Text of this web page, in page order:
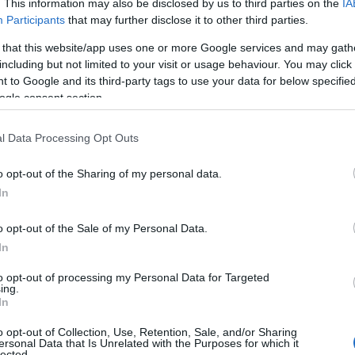
This information may also be disclosed by us to third parties on the
Participants that may further disclose it to other third parties.
this website/app uses one or more Google services and may
but not limited to your visit or usage behaviour. You may
to Google and its third-party tags to use your data for below
consent section.
Data Processing Opt Outs
opt-out of the Sharing of my personal data.
opt-out of the Sale of my Personal Data.
opt-out of processing my Personal Data for Targeted
opt-out of Collection, Use, Retention, Sale, and/or Sharing
Data that Is Unrelated with the Purposes for which it
monitorare frequenza cardiaca, sonno o
principi sempre validi: dalle basi
posizionamento del dispositivo, dai cinturini
passaggi: comprensione tecnica, impatto